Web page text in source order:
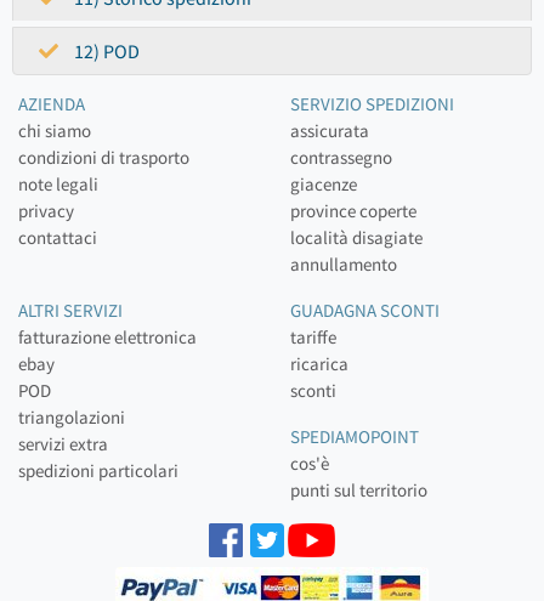
12) POD
AZIENDA
chi siamo
condizioni di trasporto
note legali
privacy
contattaci
SERVIZIO SPEDIZIONI
assicurata
contrassegno
giacenze
province coperte
località disagiate
annullamento
ALTRI SERVIZI
fatturazione elettronica
ebay
POD
triangolazioni
servizi extra
spedizioni particolari
GUADAGNA SCONTI
tariffe
ricarica
sconti
SPEDIAMOPOINT
cos'è
punti sul territorio